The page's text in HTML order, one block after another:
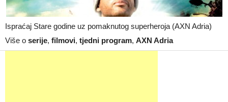
Ispraćaj Stare godine uz pomaknutog superheroja (AXN Adria)
Više o serije, filmovi, tjedni program, AXN Adria